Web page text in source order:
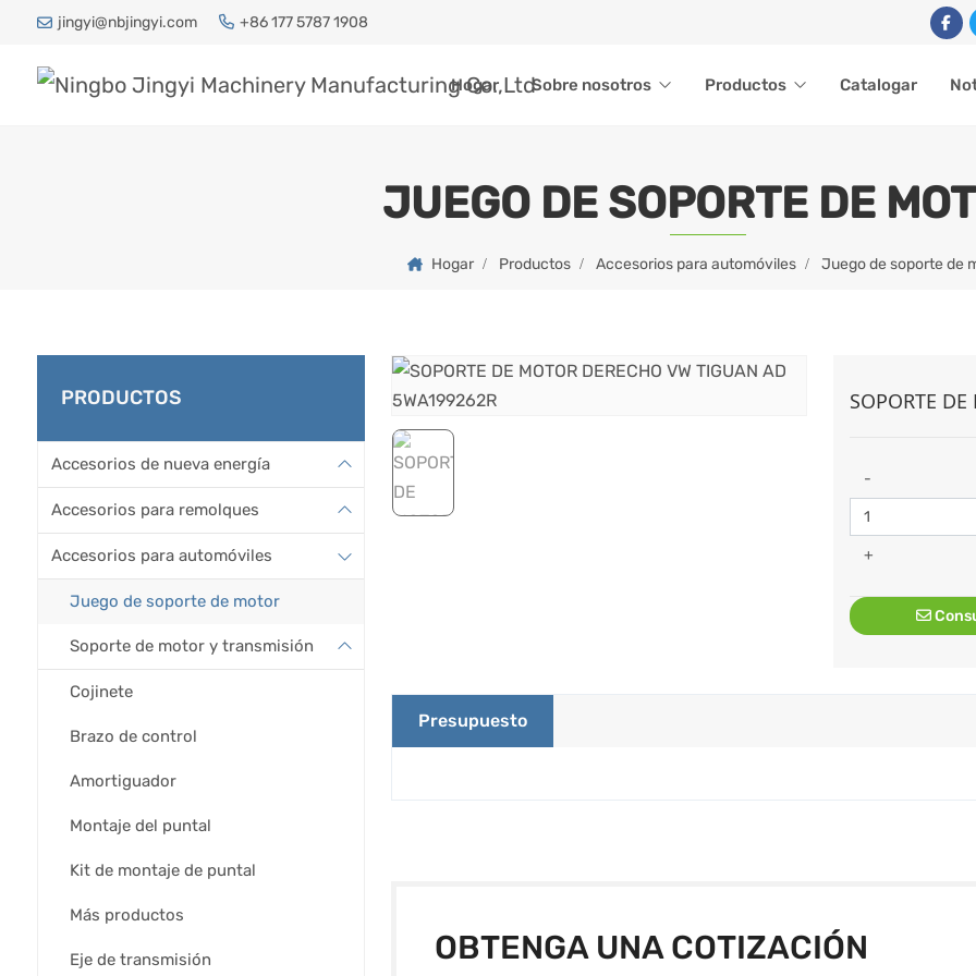
jingyi@nbjingyi.com +86 177 5787 1908
Hogar Sobre nosotros Productos Catalogar
JUEGO DE SOPORTE DE
Hogar Productos Accesorios para automóviles Juego de soporte de
SOPORTE
-
+
Presupuesto
OBTENGA UNA COTIZACIÓN
PRODUCTOS
Accesorios de nueva energía
Accesorios para remolques
Accesorios para automóviles
Juego de soporte de motor
Soporte de motor y transmisión
Cojinete
Brazo de control
Amortiguador
Montaje del puntal
Kit de montaje de puntal
Más productos
Eje de transmisión